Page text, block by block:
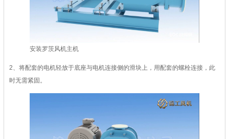
安装罗茨风机主机
2、将配套的电机轻放于底座与电机连接侧的滑块上，用配套的螺栓连接，此
时无需紧固。